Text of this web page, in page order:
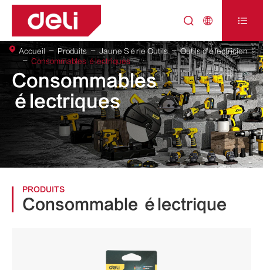
  
Consommables
électriques
Accueil Produits Jaune Série Outils
Outils d'électricien
Consommables électriques
PRODUITS
Consommable électrique